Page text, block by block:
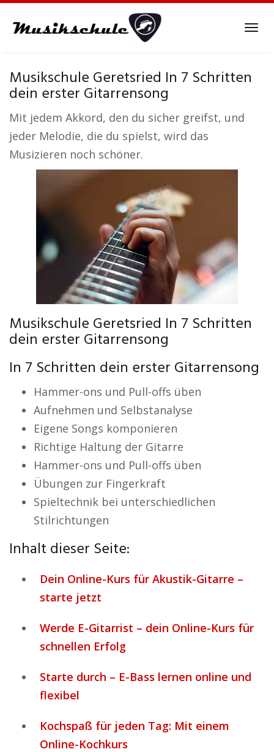
Musikschule Geretsried In 7 Schritten
dein erster Gitarrensong
Mit jedem Akkord, den du sicher greifst, und
jeder Melodie, die du spielst, wird das
Musizieren noch schöner.
Musikschule Geretsried In 7 Schritten
dein erster Gitarrensong
In 7 Schritten dein erster Gitarrensong
Hammer-ons und Pull-offs üben
Aufnehmen und Selbstanalyse
Eigene Songs komponieren
Richtige Haltung der Gitarre
Hammer-ons und Pull-offs üben
Übungen zur Fingerkraft
Spieltechnik bei unterschiedlichen
Stilrichtungen
Inhalt dieser Seite:
Dein Online-Kurs für Akustik-Gitarre –
starte jetzt
Werde E-Gitarrist – dein Online-Kurs für
schnellen Erfolg
Starte durch – E-Bass lernen online und
flexibel
Kochspaß für jeden Tag: Mit einem
Online-Kochkurs